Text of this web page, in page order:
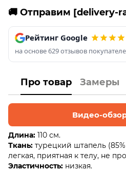
🚚 Отправим [delivery-
Рейтинг Google
на основе 629 отзывов
Про товар Замеры
Видео-
Длина: 110 см.
Ткань: турецкий штапель (85%
легкая, приятная к телу, не
Эластичность: низкая.